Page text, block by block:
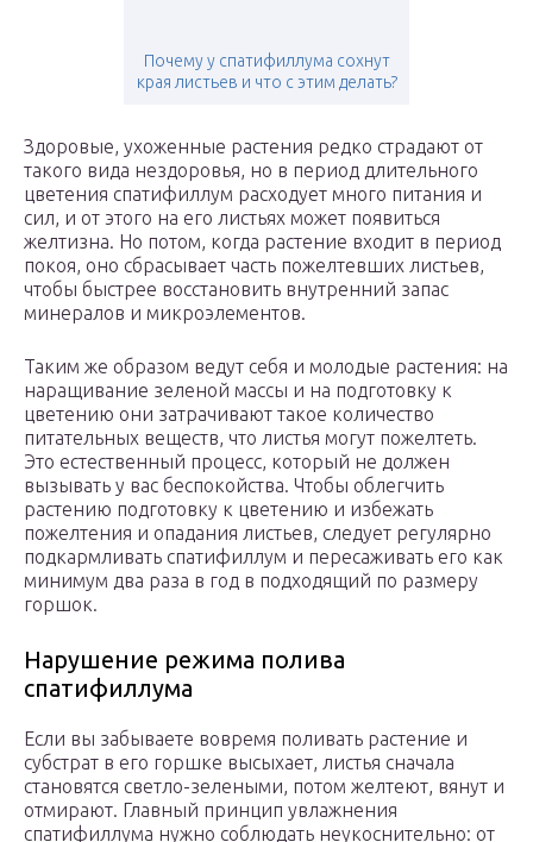
Почему у спатифиллума сохнут
края листьев и что с этим делать?
Здоровые, ухоженные растения редко страдают от
такого вида нездоровья, но в период длительного
цветения спатифиллум расходует много питания и
сил, и от этого на его листьях может появиться
желтизна. Но потом, когда растение входит в период
покоя, оно сбрасывает часть пожелтевших листьев,
чтобы быстрее восстановить внутренний запас
минералов и микроэлементов.
Таким же образом ведут себя и молодые растения: на
наращивание зеленой массы и на подготовку к
цветению они затрачивают такое количество
питательных веществ, что листья могут пожелтеть.
Это естественный процесс, который не должен
вызывать у вас беспокойства. Чтобы облегчить
растению подготовку к цветению и избежать
пожелтения и опадания листьев, следует регулярно
подкармливать спатифиллум и пересаживать его как
минимум два раза в год в подходящий по размеру
горшок.
Нарушение режима полива
спатифиллума
Если вы забываете вовремя поливать растение и
субстрат в его горшке высыхает, листья сначала
становятся светло-зелеными, потом желтеют, вянут и
отмирают. Главный принцип увлажнения
спатифиллума нужно соблюдать неукоснительно: от